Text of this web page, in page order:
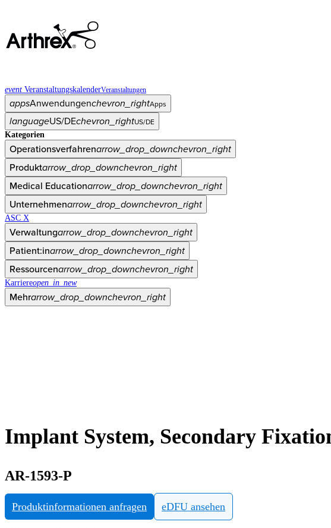
event VeranstaltungskalenderVeranstaltungen
appsAnwendungenchevron_rightApps
languageUS/DEchevron_rightUS/DE
Kategorien
Operationsverfahrenarrow_drop_downchevron_right
Produktarrow_drop_downchevron_right
Medical Educationarrow_drop_downchevron_right
Unternehmenarrow_drop_downchevron_right
ASC X
Verwaltungarrow_drop_downchevron_right
Patient:inarrow_drop_downchevron_right
Ressourcenarrow_drop_downchevron_right
Karriereopen_in_new
Mehrarrow_drop_downchevron_right
Implant System, Secondary
AR-1593-P
Produktinformationen anfragen eDFU ansehen